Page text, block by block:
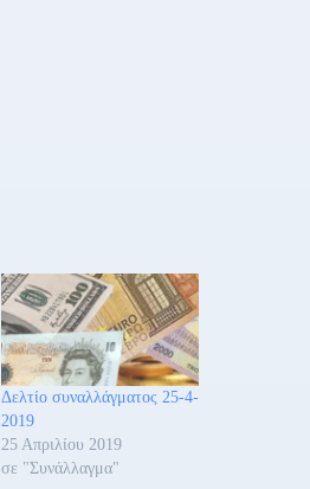
Δελτίο συναλλάγματος 25-4-
2019
25 Απριλίου 2019
σε "Συνάλλαγμα"